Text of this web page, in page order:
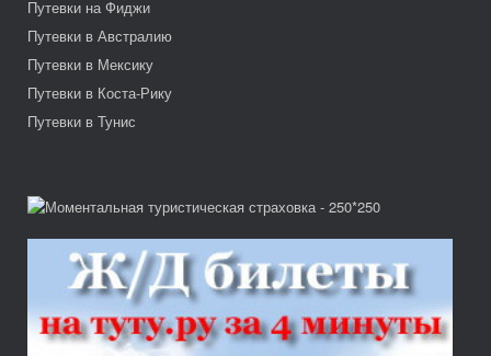
Путевки на Фиджи
Путевки в Австралию
Путевки в Мексику
Путевки в Коста-Рику
Путевки в Тунис